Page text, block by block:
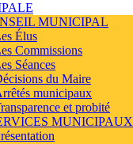
MUNICIPAL
Élus
Commissions
Séances
du Maire
municipaux
et probité
MUNICIPAUX